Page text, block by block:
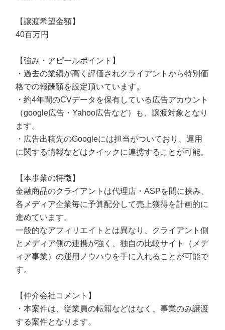
【譲渡希望金額】
40百万円
【強み・アピールポイント】
・過去の業績が高く評価されクライアントから特別価
格での報酬額を設定頂いています。
・約4年間のCVデータを保有している広告アカウント
（google広告・Yahoo広告など）も、譲渡対象となり
ます。
・広告出稿先のGoogleには担当がついており、運用
に関する情報などはクイックに連携することが可能。
【本事業の特徴】
金融商品のクライアントは代理店・ASPを間に挟み、
各メディア企業毎に予算配分して売上獲得を計画的に
進めています。
一般的なアフィリエイトとは異なり、クライアント側
とメディア側の連携が強く、独自の比較サイト（メデ
ィア事業）の運用ノウハウを手に入れることが可能で
す。
【仲介会社コメント】
・本案件は、従業員の転籍などはなく、事業のみ譲渡
する案件となります。